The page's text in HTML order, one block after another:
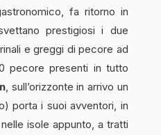
fa ritorno in
prestigiosi i due
e greggi di pecore ad
pecore presenti in tutto
, sull’orizzonte in arrivo un
porta i suoi avventori, in
isole appunto, a tratti